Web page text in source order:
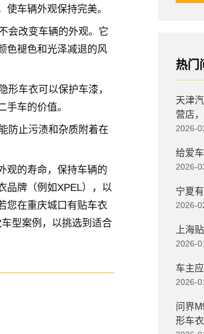
车辆外观保持完美。
会改变车辆的外观。它
色褪色和光泽减退的风
形车衣可以保护车漆，
车的价值。
防止污渍和杂质附着在
观的寿命，保持车辆的
品牌（例如XPEL），以
您在重庆城口有贴车衣
型案例，以挑选到适合
热门
天津
营店
2026-
给爱
2026-
宁夏
2026-
上海
2026-
车主
2026-
问界
形车衣